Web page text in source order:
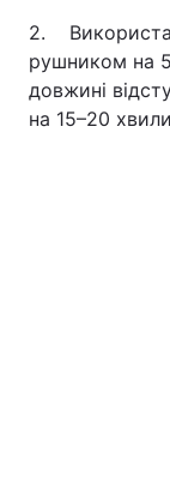
2.
рушником на
довжині
на 15–20